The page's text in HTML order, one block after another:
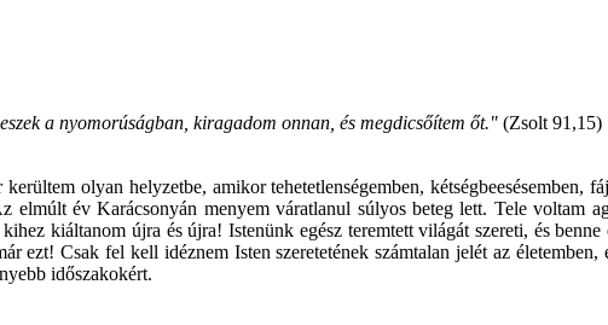
a nyomorúságban, kiragadom onnan, és megdicsőítem őt." (Zsolt 91,15)
olyan helyzetbe, amikor tehetetlenségemben,
elmúlt év Karácsonyán menyem váratlanul súlyos beteg lett. Tele voltam
kiáltanom újra és újra! Istenünk egész teremtett világát szereti, és
ezt! Csak fel kell idéznem Isten szeretetének számtalan jelét az
időszakokért.